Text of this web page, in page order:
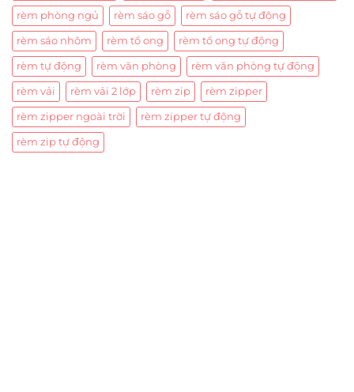
rèm phòng ngủ rèm sáo gỗ rèm sáo gỗ tự động
rèm sáo nhôm rèm tổ ong rèm tổ ong tự động
rèm tự động rèm văn phòng rèm văn phòng tự động
rèm vải rèm vải 2 lớp rèm zip rèm zipper
rèm zipper ngoài trời rèm zipper tự động
rèm zip tự động